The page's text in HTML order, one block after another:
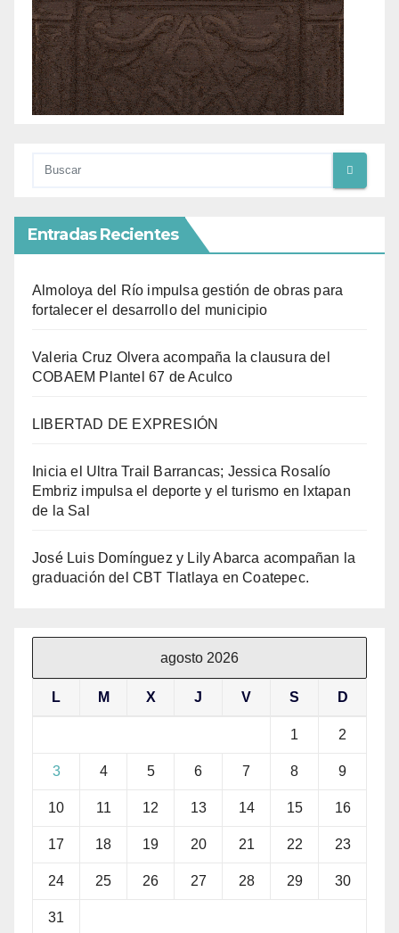
Entradas Recientes
Almoloya del Río impulsa gestión de obras para
fortalecer el desarrollo del municipio
Valeria Cruz Olvera acompaña la clausura del
COBAEM Plantel 67 de Aculco
LIBERTAD DE EXPRESIÓN
Inicia el Ultra Trail Barrancas; Jessica Rosalío
Embriz impulsa el deporte y el turismo en Ixtapan
de la Sal
José Luis Domínguez y Lily Abarca acompañan la
graduación del CBT Tlatlaya en Coatepec.
agosto 2026
L M X J V S D
1 2
3 4 5 6 7 8 9
10 11 12 13 14 15 16
17 18 19 20 21 22 23
24 25 26 27 28 29 30
31